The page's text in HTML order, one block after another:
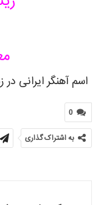
اسم آهنگر ایرانی
0
به اشتراک گذاری